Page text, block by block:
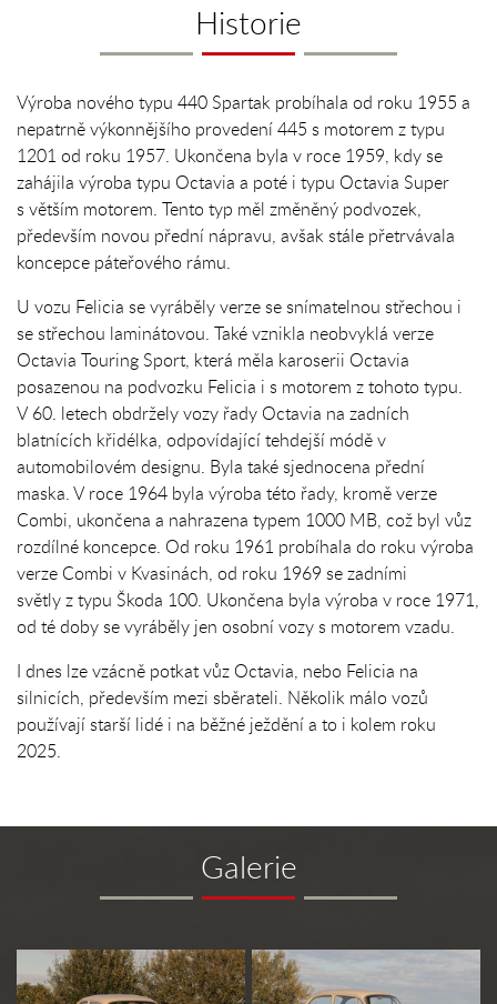
Historie
Výroba nového typu 440 Spartak probíhala od roku 1955 a
nepatrně výkonnějšího provedení 445 s motorem z typu
1201 od roku 1957. Ukončena byla v roce 1959, kdy se
zahájila výroba typu Octavia a poté i typu Octavia Super
s větším motorem. Tento typ měl změněný podvozek,
především novou přední nápravu, avšak stále přetrvávala
koncepce páteřového rámu.
U vozu Felicia se vyráběly verze se snímatelnou střechou i
se střechou laminátovou. Také vznikla neobvyklá verze
Octavia Touring Sport, která měla karoserii Octavia
posazenou na podvozku Felicia i s motorem z tohoto typu.
V 60. letech obdržely vozy řady Octavia na zadních
blatnících křidélka, odpovídající tehdejší módě v
automobilovém designu. Byla také sjednocena přední
maska. V roce 1964 byla výroba této řady, kromě verze
Combi, ukončena a nahrazena typem 1000 MB, což byl vůz
rozdílné koncepce. Od roku 1961 probíhala do roku výroba
verze Combi v Kvasinách, od roku 1969 se zadními
světly z typu Škoda 100. Ukončena byla výroba v roce 1971,
od té doby se vyráběly jen osobní vozy s motorem vzadu.
I dnes lze vzácně potkat vůz Octavia, nebo Felicia na
silnicích, především mezi sběrateli. Několik málo vozů
používají starší lidé i na běžné ježdění a to i kolem roku
2025.
Galerie